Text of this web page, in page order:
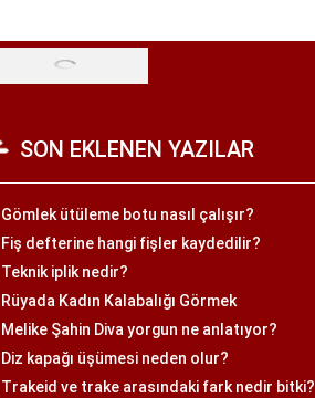
SON EKLENEN YAZILAR
Gömlek ütüleme botu nasıl çalışır?
Fiş defterine hangi fişler kaydedilir?
Teknik iplik nedir?
Rüyada Kadın Kalabalığı Görmek
Melike Şahin Diva yorgun ne anlatıyor?
Diz kapağı üşümesi neden olur?
Trakeid ve trake arasındaki fark nedir bitki?